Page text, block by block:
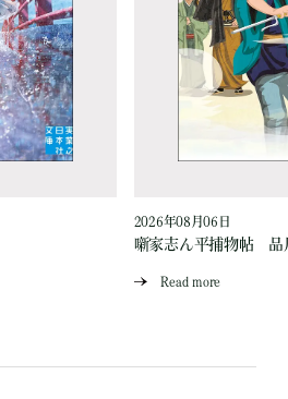
2026年08月06日
噺家志ん平捕物帖 品
Read more